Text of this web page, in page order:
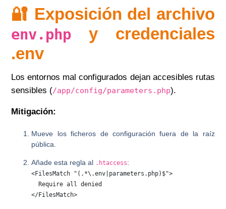
🔐 Exposición del archivo
env.php y credenciales
.env
Los entornos mal configurados dejan accesibles rutas
sensibles (/app/config/parameters.php).
Mitigación:
Mueve los ficheros de configuración fuera de la raíz
pública.
Añade esta regla al .htaccess:
<FilesMatch "(.*\.env|parameters.php)$">
  Require all denied
</FilesMatch>